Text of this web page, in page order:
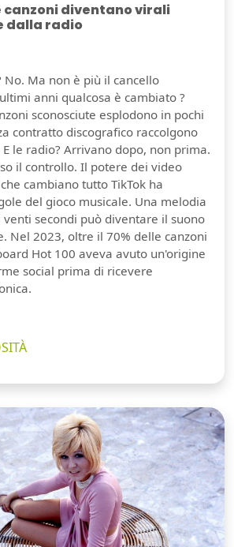
canzoni diventano virali
dalla radio
No. Ma non è più il cancello
anni qualcosa è cambiato ?
sconosciute esplodono in pochi
contratto discografico raccolgono
le radio? Arrivano dopo, non prima.
il controllo. Il potere dei video
cambiano tutto TikTok ha
del gioco musicale. Una melodia
secondi può diventare il suono
Nel 2023, oltre il 70% delle canzoni
Hot 100 aveva avuto un'origine
social prima di ricevere